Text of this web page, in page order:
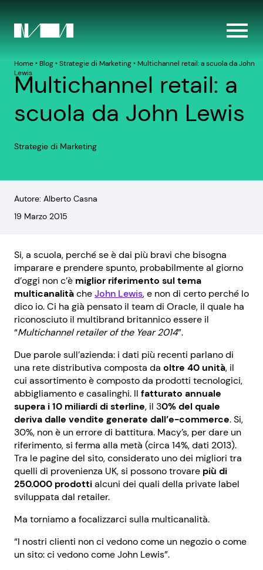
Home‣ Blog‣Strategie di Marketing‣ Multichannel retail: a scuola da John
Lewis
Multichannel retail: a
scuola da John Lewis
Strategie di Marketing
Autore: Alberto Casna
19 Marzo 2015
Si, a scuola, perché se è dai più bravi che bisogna
imparare e prendere spunto, probabilmente al giorno
d’oggi non c’è miglior riferimento sul tema
multicanalitàcheJohn Lewis, e non di certo perché lo
dico io. Ci ha già pensato il team di Oracle, il quale ha
riconosciuto il multibrand britannico essere il
“Multichannel retailer of the Year 2014”.
Due parole sull’azienda: i dati più recenti parlano di
una rete distributiva composta da oltre 40 unità, il
cui assortimento è composto da prodotti tecnologici,
abbigliamento e casalinghi. Il fatturato annuale
supera i 10 miliardi di sterline, il 30% del quale
deriva dalle vendite generate dall’e-commerce. Si,
30%, non è un errore di battitura. Macy’s, per dare un
riferimento, si ferma alla metà (circa 14%, dati 2013).
Tra le pagine del sito, considerato uno dei migliori tra
quelli di provenienza UK, si possono trovare più di
250.000 prodottialcuni dei quali della private label
sviluppata dal retailer.
Ma torniamo a focalizzarci sulla multicanalità.
“I nostri clienti non ci vedono come un negozio o come
un sito: ci vedono come John Lewis”.